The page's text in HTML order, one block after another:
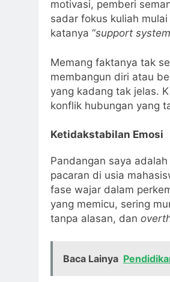
motivasi, pemberi
sadar fokus kuliah
katanya “support system
Memang faktanya tak
membangun diri atau
yang kadang tak jelas.
konflik hubungan yang
Ketidakstabilan Emosi
Pandangan saya
pacaran di usia
fase wajar dalam
yang memicu, sering
tanpa alasan, dan
Baca Lainya